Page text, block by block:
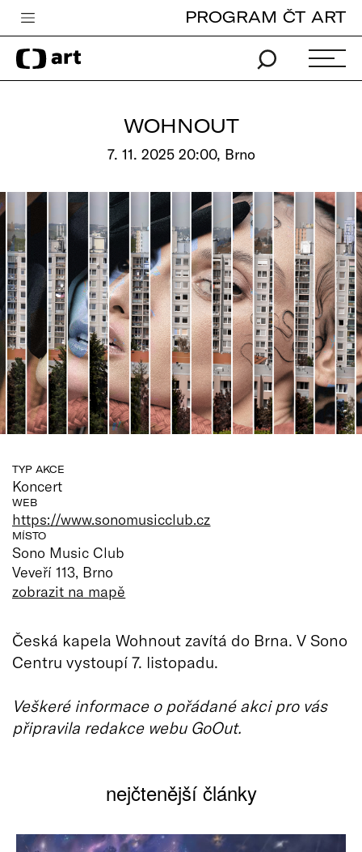
Česká televize
Zpravodajství
Pro děti
edu
Vše o ČT
PROGRAM ČT ART
WOHNOUT
7. 11. 2025 20:00, Brno
TYP AKCE
Koncert
WEB
https://www.sonomusicclub.cz
MÍSTO
Sono Music Club
Veveří 113, Brno
zobrazit na mapě
Česká kapela Wohnout zavítá do Brna. V Sono
Centru vystoupí 7. listopadu.
Veškeré informace o pořádané akci pro vás
připravila redakce webu GoOut.
nejčtenější články